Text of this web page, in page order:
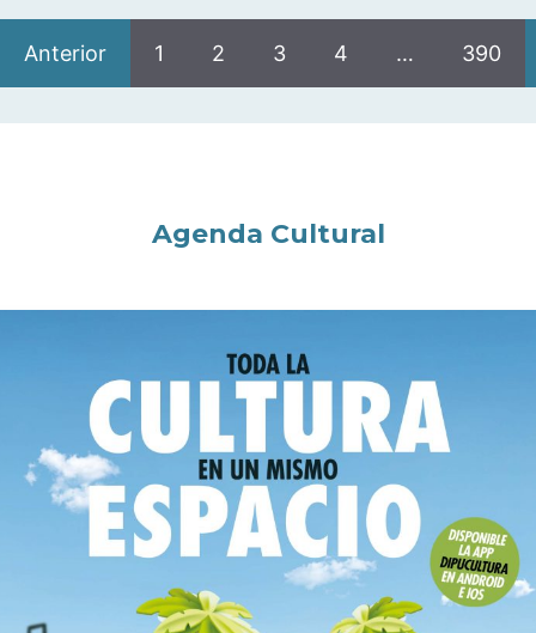
Anterior 1 2 3 4 … 390
Agenda Cultural